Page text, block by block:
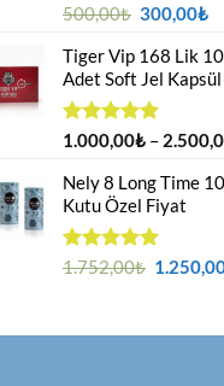
5 üzerinden
aldı
500,00₺ Orijinal
500,00₺.
300,00₺Şu
Tiger Vip 168 Lik 10
Adet Soft Jel Kapsül
5 üzerinden
aldı
1.000,00₺ –
Nely 8 Long Time
Kutu Özel Fiyat
5 üzerinden
1.752,00₺ Orijinal